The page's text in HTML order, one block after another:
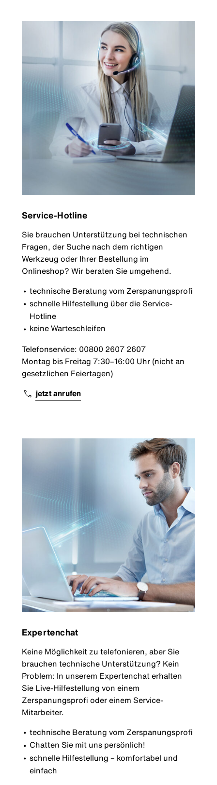
Service-Hotline
Sie brauchen Unterstützung bei technischen
Fragen, der Suche nach dem richtigen
Werkzeug oder Ihrer Bestellung im
Onlineshop? Wir beraten Sie umgehend.
technische Beratung vom Zerspanungsprofi
schnelle Hilfestellung über die Service-
Hotline
keine Warteschleifen
Telefonservice: 00800 2607 2607
Montag bis Freitag 7:30–16:00 Uhr (nicht an
gesetzlichen Feiertagen)
jetzt anrufen
Expertenchat
Keine Möglichkeit zu telefonieren, aber Sie
brauchen technische Unterstützung? Kein
Problem: In unserem Expertenchat erhalten
Sie Live-Hilfestellung von einem
Zerspanungsprofi oder einem Service-
Mitarbeiter.
technische Beratung vom Zerspanungsprofi
Chatten Sie mit uns persönlich!
schnelle Hilfestellung – komfortabel und
einfach